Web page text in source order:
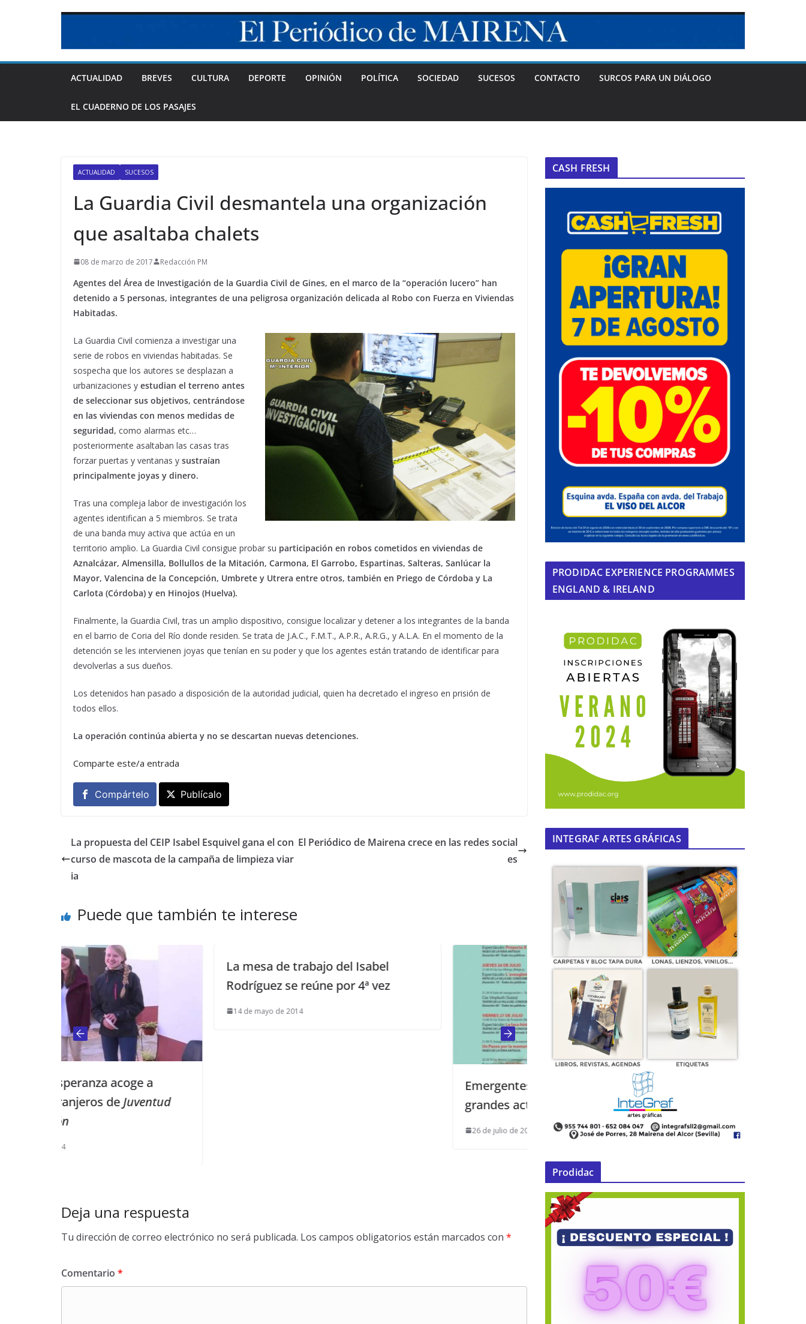
ACTUALIDAD BREVES CULTURA DEPORTE OPINIÓN POLÍTICA SOCIEDAD SUCESOS CONTACTO SURCOS PARA UN DIÁLOGO
EL CUADERNO DE LOS PASAJES
ACTUALIDAD SUCESOS
La Guardia Civil desmantela una organización
que asaltaba chalets
08 de marzo de 2017 Redacción PM
Agentes del Área de Investigación de la Guardia Civil de Gines, en el marco de la “operación lucero” han
detenido a 5 personas, integrantes de una peligrosa organización delicada al Robo con Fuerza en Viviendas
Habitadas.
La Guardia Civil comienza a investigar una
serie de robos en viviendas habitadas. Se
sospecha que los autores se desplazan a
urbanizaciones y estudian el terreno antes
de seleccionar sus objetivos, centrándose
en las viviendas con menos medidas de
seguridad, como alarmas etc…
posteriormente asaltaban las casas tras
forzar puertas y ventanas y sustraían
principalmente joyas y dinero.
Tras una compleja labor de investigación los
agentes identifican a 5 miembros. Se trata
de una banda muy activa que actúa en un
territorio amplio. La Guardia Civil consigue probar su participación en robos cometidos en viviendas de
Aznalcázar, Almensilla, Bollullos de la Mitación, Carmona, El Garrobo, Espartinas, Salteras, Sanlúcar la
Mayor, Valencina de la Concepción, Umbrete y Utrera entre otros, también en Priego de Córdoba y La
Carlota (Córdoba) y en Hinojos (Huelva).
Finalmente, la Guardia Civil, tras un amplio dispositivo, consigue localizar y detener a los integrantes de la banda
en el barrio de Coria del Río donde residen. Se trata de J.A.C., F.M.T., A.P.R., A.R.G., y A.L.A. En el momento de la
detención se les intervienen joyas que tenían en su poder y que los agentes están tratando de identificar para
devolverlas a sus dueños.
Los detenidos han pasado a disposición de la autoridad judicial, quien ha decretado el ingreso en prisión de
todos ellos.
La operación continúa abierta y no se descartan nuevas detenciones.
Comparte este/a entrada
Compártelo Publícalo
La propuesta del CEIP Isabel Esquivel gana el con
curso de mascota de la campaña de limpieza viar
ia
El Periódico de Mairena crece en las redes social
es
Puede que también te interese
La mesa de trabajo del Isabel
Rodríguez se reúne por 4ª vez
14 de mayo de 2014
Emergentes da comienzo con dos
Camino de Esperanza acoge a
alumnos extranjeros de
con una Misión
Deja una respuesta
Tu dirección de correo electrónico no será publicada. Los campos obligatorios están marcados con *
Comentario *
CASH FRESH
PRODIDAC EXPERIENCE PROGRAMMES
ENGLAND & IRELAND
INTEGRAF ARTES GRÁFICAS
Prodidac